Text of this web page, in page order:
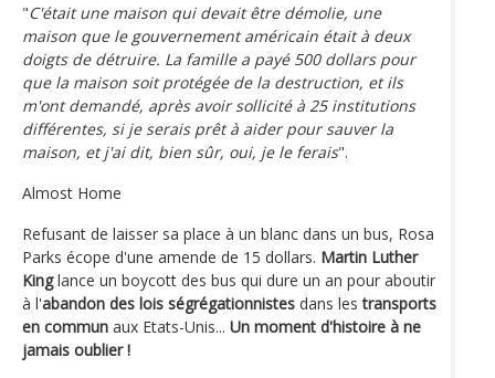
"C'était une maison qui devait être démolie, une
maison que le gouvernement américain était à deux
doigts de détruire. La famille a payé 500 dollars pour
que la maison soit protégée de la destruction, et ils
m'ont demandé, après avoir sollicité à 25 institutions
différentes, si je serais prêt à aider pour sauver la
maison, et j'ai dit, bien sûr, oui, je le ferais".
Almost Home
Refusant de laisser sa place à un blanc dans un bus, Rosa
Parks écope d'une amende de 15 dollars. Martin Luther
Kinglance un boycott des bus qui dure un an pour aboutir
à l'abandon des lois ségrégationnistes dans lestransports
en commun aux Etats-Unis... Un moment d'histoire à ne
jamais oublier !